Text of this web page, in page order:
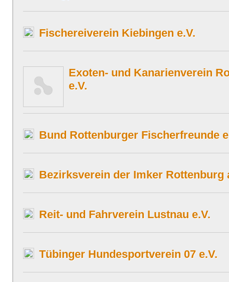
Fischereiverein Kiebingen e.V.
Exoten- und Kanarienverein
e.V.
Bund Rottenburger Fischerfreunde
Bezirksverein der Imker Rottenburg
Reit- und Fahrverein Lustnau e.V.
Tübinger Hundesportverein 07 e.V.